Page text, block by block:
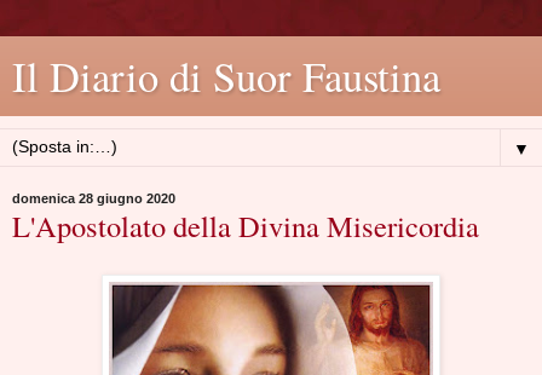
Il Diario di Suor Faustina
▼
domenica 28 giugno 2020
L'Apostolato della Divina Misericordia